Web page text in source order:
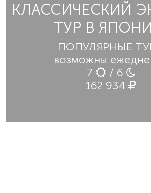
КЛАССИЧЕСКИЙ
ТУР В
ПОПУЛЯРНЫЕ
возможны
7
/ 6
162 934